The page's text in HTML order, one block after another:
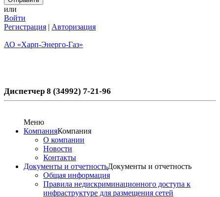
или
Войти
Регистрация | Авторизация
АО «Харп-Энерго-Газ»
Диспетчер 8 (34992) 7-21-96
Меню
КомпанияКомпания
О компании
Новости
Контакты
Документы и отчетностьДокументы и отчетность
Общая информация
Правила недискриминационного доступа к
инфраструктуре для размещения сетей